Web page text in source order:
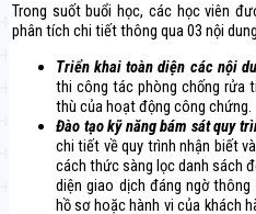
Trong suốt buổi học, các học viên
phân tích chi tiết thông qua 03 nội
Triển khai toàn diện các nội
thi công tác phòng chống rửa
thù của hoạt động công chứng.
Đào tạo kỹ năng bám sát quy
chi tiết về quy trình nhận biết
cách thức sàng lọc danh sách
diện giao dịch đáng ngờ
hồ sơ hoặc hành vi của khách